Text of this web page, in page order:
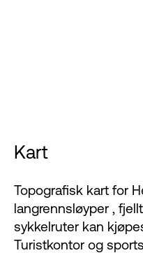
Kart
Topografisk kart for
langrennsløyper ,
sykkelruter kan
Turistkontor og